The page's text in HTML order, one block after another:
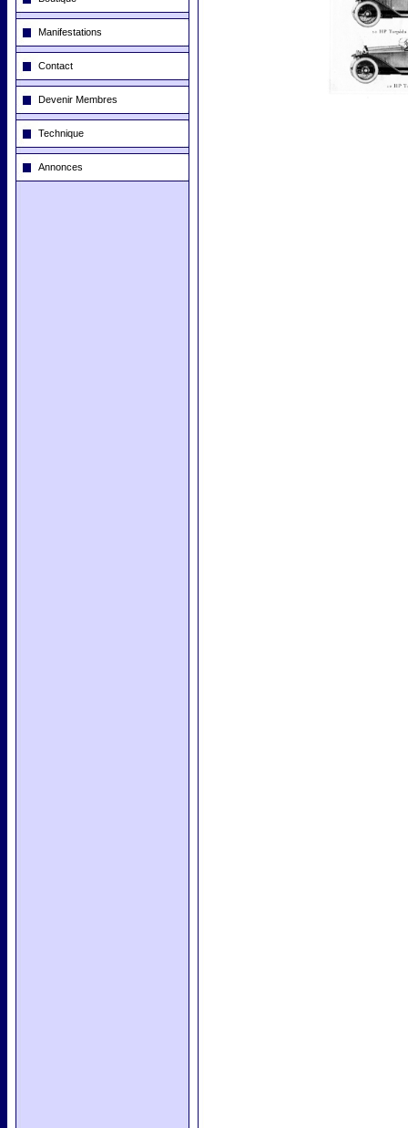
Manifestations
Contact
Devenir Membres
Technique
Annonces